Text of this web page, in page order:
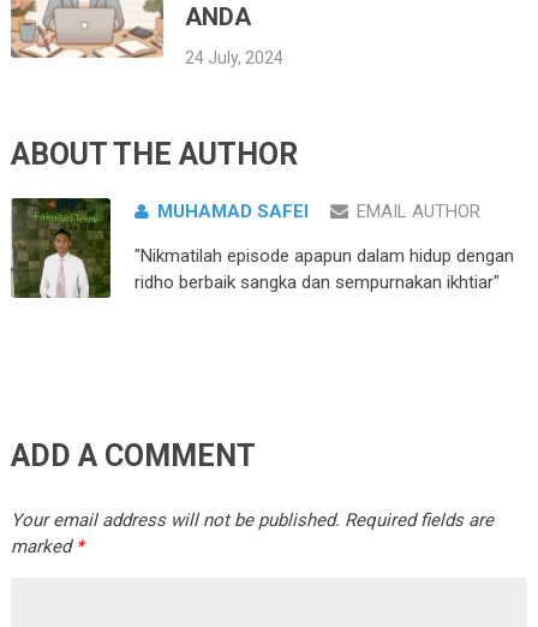
ANDA
24 July, 2024
ABOUT THE AUTHOR
MUHAMAD SAFEI EMAIL AUTHOR
"Nikmatilah episode apapun dalam hidup dengan
ridho berbaik sangka dan sempurnakan ikhtiar"
ADD A COMMENT
Your email address will not be published. Required fields are
marked *